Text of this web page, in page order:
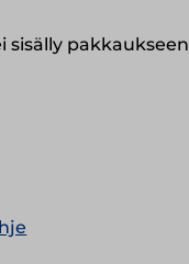
sisälly pakkaukseen